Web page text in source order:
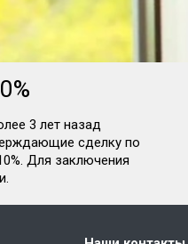
3 лет назад
сделку по
Для заключения